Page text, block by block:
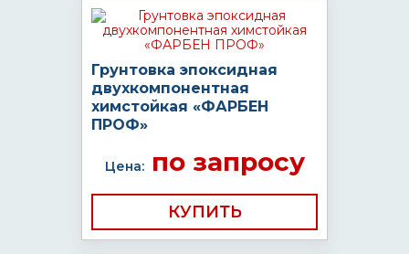
Грунтовка эпоксидная
двухкомпонентная
химстойкая «ФАРБЕН
ПРОФ»
Цена:по запросу
КУПИТЬ